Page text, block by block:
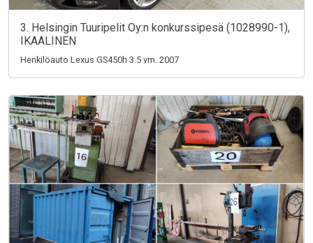
3. Helsingin Tuuripelit Oy:n konkurssipesä (1028990-1),
IKAALINEN
Henkilöauto Lexus GS450h 3.5 vm. 2007